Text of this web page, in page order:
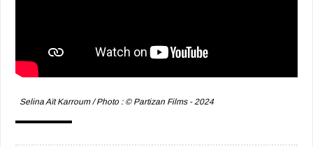
Selina Aït Karroum / Photo : © Partizan Films - 2024